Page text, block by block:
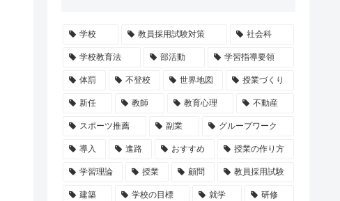
学校 教員採用試験対策 社会科
学校教育法 部活動 学習指導要領
体罰 不登校 世界地図 授業づくり
新任 教師 教育心理 不動産
スポーツ推薦 副業 グループワーク
導入 進路 おすすめ 授業の作り方
学習理論 授業 顧問 教員採用試験
建築 学校の目標 就学 研修